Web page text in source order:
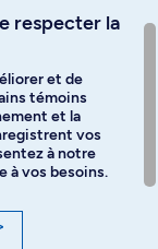
respecter la
et de
témoins
et la
vos
à notre
à vos besoins.